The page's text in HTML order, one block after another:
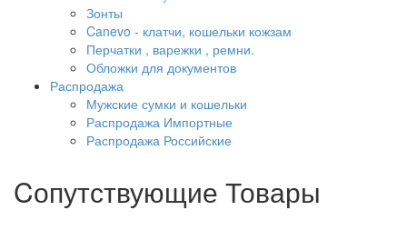
Зонты
Canevo - клатчи, кошельки кожзам
Перчатки , варежки , ремни.
Обложки для документов
Распродажа
Мужские сумки и кошельки
Распродажа Импортные
Распродажа Российские
Cопутствующие Товары